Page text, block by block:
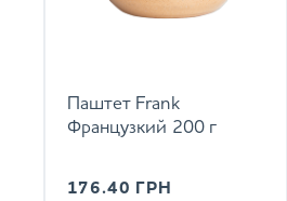
Паштет Frank
Французкий 200 г
176.40 ГРН